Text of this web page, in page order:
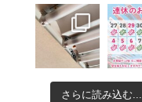
さらに読み込む...